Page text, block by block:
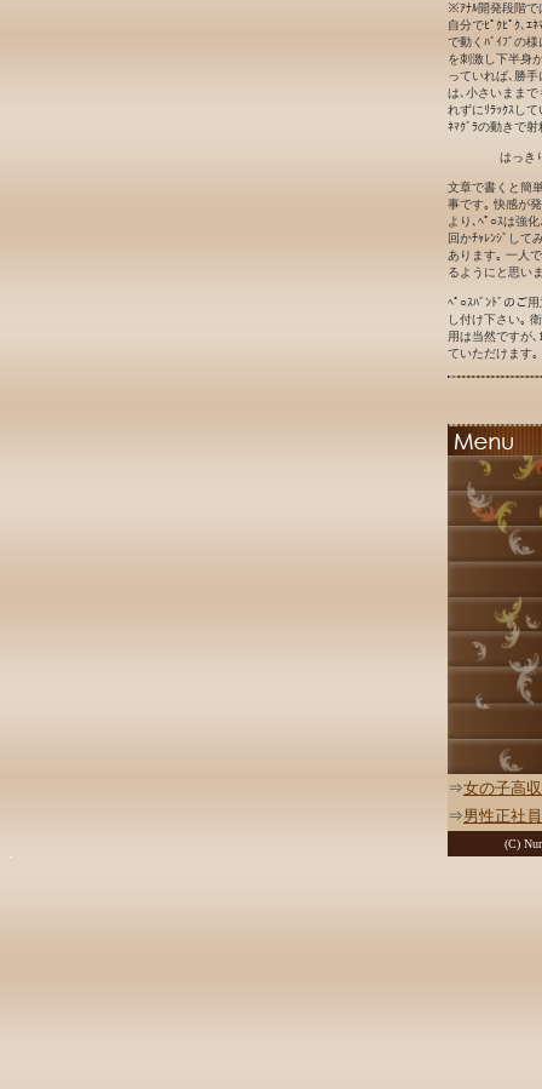
※ｱﾅﾙ開発段階で
自分でﾋﾟｸﾋﾟｸ､ｴ
で動くﾊﾞｲﾌﾞの
を刺激し下半身
っていれば､勝
は､小さいまま
れずにﾘﾗｯｸｽし
ﾈﾏｸﾞﾗの動きで射
はっき
文章で書くと簡
事です｡ 快感が
より､ﾍﾟ○ｽは強
回かﾁｬﾚﾝｼﾞして
あります｡ 一人
るようにと思い
ﾍﾟ○ｽﾊﾞﾝﾄﾞのご
し付け下さい｡
用は当然ですが､
ていただけます｡
⇒女の子高
⇒男性正社
(C)